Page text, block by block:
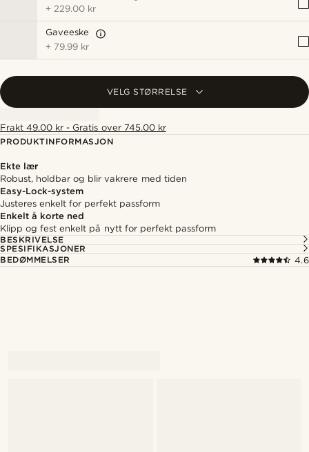
+229.00 kr
Gaveeske
+ 79.99 kr
VELG STØRRELSE
Frakt 49.00 kr - Gratis over 745.00 kr
PRODUKTINFORMASJON
Ekte lær
Robust, holdbar og blir vakrere med tiden
Easy-Lock-system
Justeres enkelt for perfekt passform
Enkelt å korte ned
Klipp og fest enkelt på nytt for perfekt passform
BESKRIVELSE
SPESIFIKASJONER
BEDØMMELSER
4.6